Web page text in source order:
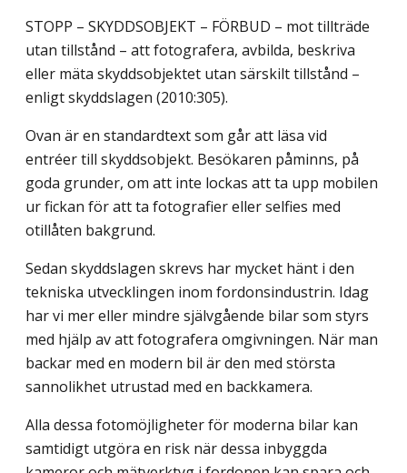
STOPP – SKYDDSOBJEKT – FÖRBUD – mot tillträde
utan tillstånd – att fotografera, avbilda, beskriva
eller mäta skyddsobjektet utan särskilt tillstånd –
enligt skyddslagen (2010:305).
Ovan är en standardtext som går att läsa vid
entréer till skyddsobjekt. Besökaren påminns, på
goda grunder, om att inte lockas att ta upp mobilen
ur fickan för att ta fotografier eller selfies med
otillåten bakgrund.
Sedan skyddslagen skrevs har mycket hänt i den
tekniska utvecklingen inom fordonsindustrin. Idag
har vi mer eller mindre självgående bilar som styrs
med hjälp av att fotografera omgivningen. När man
backar med en modern bil är den med största
sannolikhet utrustad med en backkamera.
Alla dessa fotomöjligheter för moderna bilar kan
samtidigt utgöra en risk när dessa inbyggda